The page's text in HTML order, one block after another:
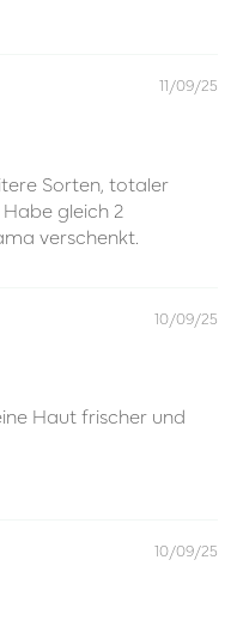
11/09/25
Sorten, totaler
gleich 2
verschenkt.
10/09/25
Haut frischer und
10/09/25